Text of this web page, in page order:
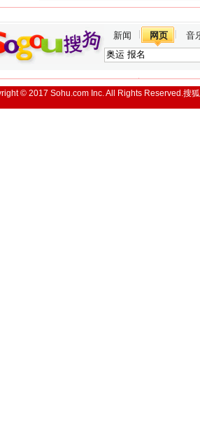
新闻 网页 音
© 2017 Sohu.com Inc. All Rights Reserved.搜